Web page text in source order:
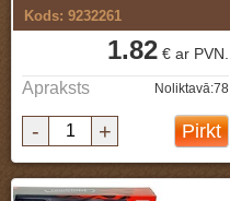
Kods: 9232261
1.82 € ar PVN.
Apraksts Noliktavā:78
- + Pirkt